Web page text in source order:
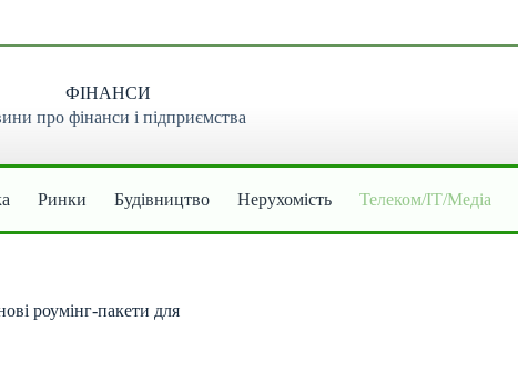
ФІНАНСИ
про фінанси і підприємства
Ринки Будівництво Нерухомість Телеком/ІТ/Медіа
роумінг-пакети для